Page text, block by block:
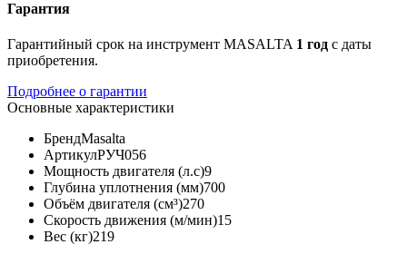
Гарантия
Гарантийный срок на инструмент MASALTA 1 год с даты
приобретения.
Подробнее о гарантии
Основные характеристики
БрендMasalta
АртикулРУЧ056
Мощность двигателя (л.с)9
Глубина уплотнения (мм)700
Объём двигателя (см³)270
Скорость движения (м/мин)15
Вес (кг)219